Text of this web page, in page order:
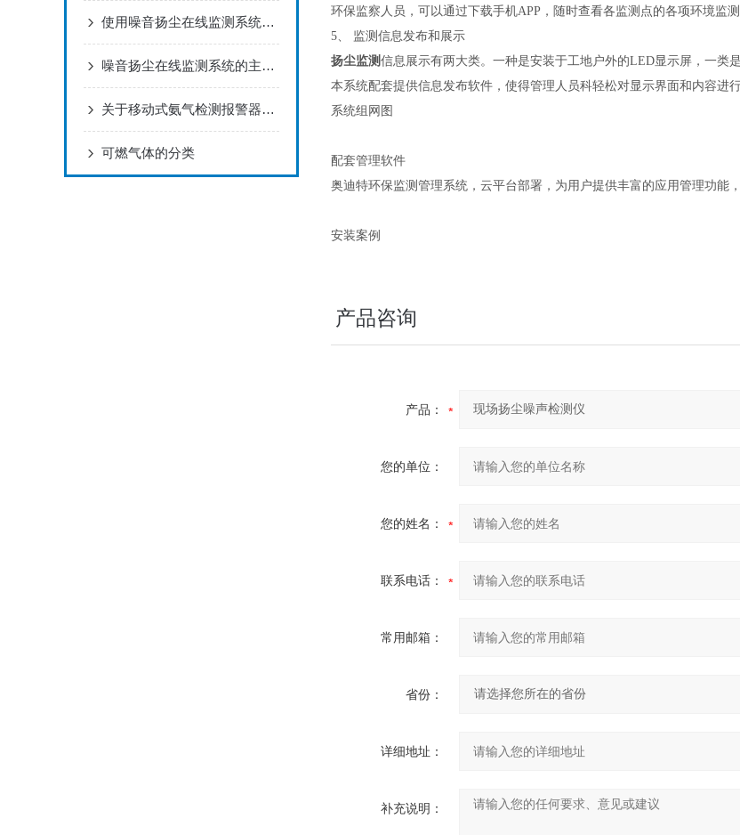
使用噪音扬尘在线监测系统能给我们带来哪些好处？
噪音扬尘在线监测系统的主要几大功能介绍
关于移动式氨气检测报警器，你真的了解吗？
可燃气体的分类
环保监察人员，可以通过下载手机APP，随时查看各监测点的各项环境监测
5、 监测信息发布和展示
扬尘监测信息展示有两大类。一种是安装于工地户外的LED显示屏，一类
本系统配套提供信息发布软件，使得管理人员科轻松对显示界面和内容进行
系统组网图
配套管理软件
奥迪特环保监测管理系统，云平台部署，为用户提供丰富的应用管理功能
安装案例
产品咨询
产品：
您的单位：
您的姓名：
联系电话：
常用邮箱：
省份：
详细地址：
补充说明：